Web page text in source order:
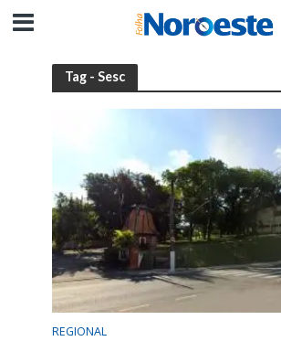
Tag - Sesc
REGIONAL